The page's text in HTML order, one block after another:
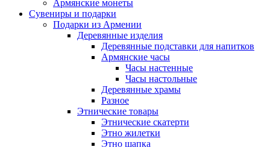
Армянские монеты
Сувениры и подарки
Подарки из Армении
Деревянные изделия
Деревянные подставки для напитков
Армянские часы
Часы настенные
Часы настольные
Деревянные храмы
Разное
Этнические товары
Этнические скатерти
Этно жилетки
Этно шапка